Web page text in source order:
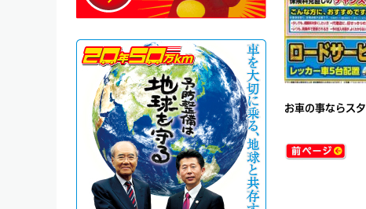
お車の事ならス